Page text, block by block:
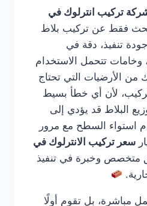
تركيب انترلوك في
فقط عن تركيب بلاط
تنفيذ، دقة في
وخامات تتحمل الاستخدام
من الأرضيات التي تحتاج
لأن أي خطأ بسيط
البلاط قد يؤدي إلى
استواء السطح مع مرور
سعر تركيب الانترلوك في
متخصص وخبرة في تنفيذ
مباشرة، بل تقوم أولًا